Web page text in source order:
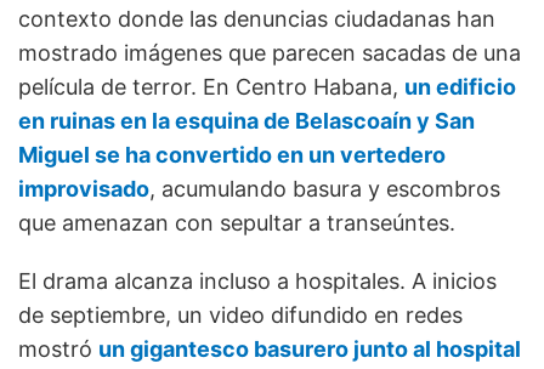
contexto donde las denuncias ciudadanas han
mostrado imágenes que parecen sacadas de una
película de terror. En Centro Habana, un edificio
en ruinas en la esquina de Belascoaín y San
Miguel se ha convertido en un vertedero
improvisado, acumulando basura y escombros
que amenazan con sepultar a transeúntes.
El drama alcanza incluso a hospitales. A inicios
de septiembre, un video difundido en redes
mostró un gigantesco basurero junto al hospital